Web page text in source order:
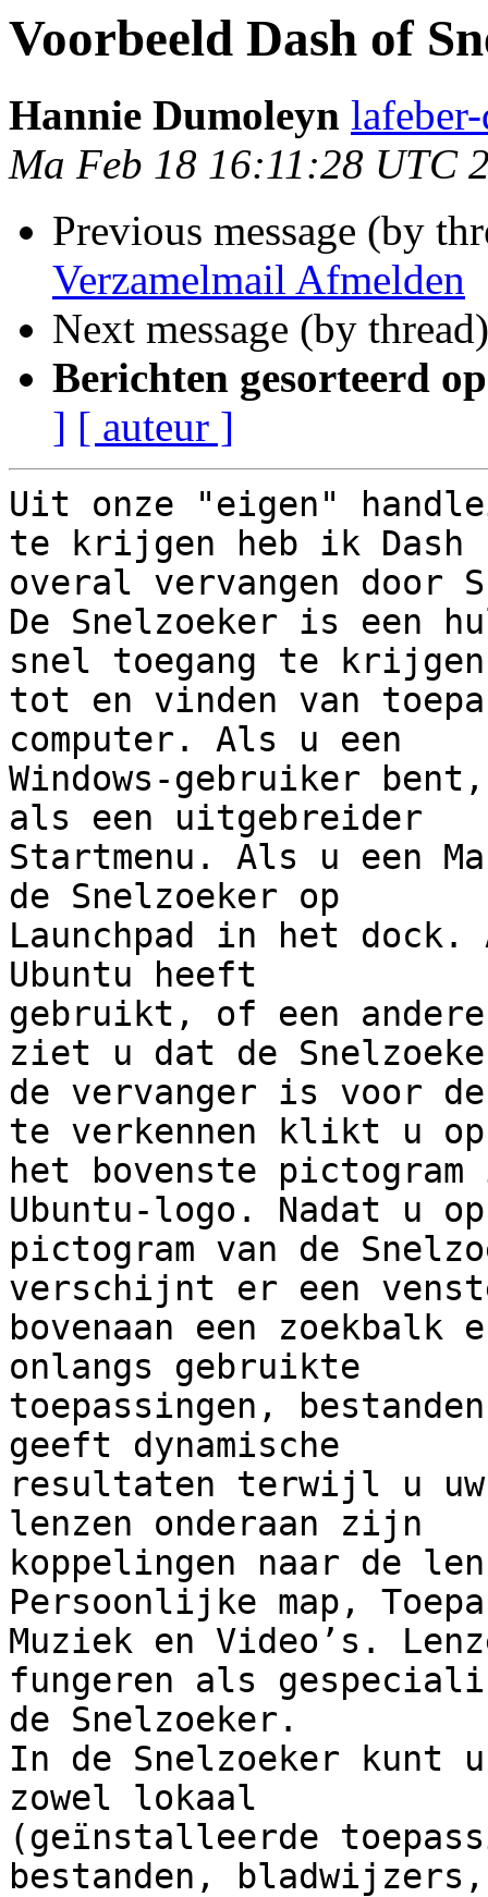
Voorbeeld Dash of
Hannie Dumoleyn
Ma Feb 18 16:11:28 UTC
Previous message (by
Verzamelmail Afmelden
Next message (by
Berichten gesorteerd
] [ auteur ]
Uit onze "eigen"
te krijgen heb ik Dash
overal vervangen door
De Snelzoeker is een
snel toegang te
tot en vinden van
computer. Als u een
Windows-gebruiker
als een uitgebreider
Startmenu. Als u een
de Snelzoeker op
Launchpad in het
Ubuntu heeft
gebruikt, of een
ziet u dat de
de vervanger is voor de
te verkennen klikt u
het bovenste
Ubuntu-logo. Nadat u
pictogram van de
verschijnt er een
bovenaan een zoekbalk
onlangs gebruikte
toepassingen,
geeft dynamische
resultaten terwijl u
lenzen onderaan zijn
koppelingen naar de
Persoonlijke map,
Muziek en Video’s.
fungeren als
de Snelzoeker.
In de Snelzoeker kunt
zowel lokaal
(geïnstalleerde
bestanden,